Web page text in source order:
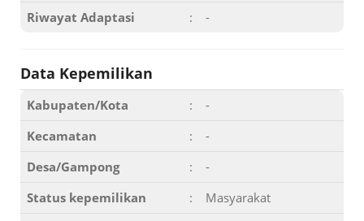
Riwayat Adaptasi
: -
Data Kepemilikan
Kabupaten/Kota :
-
Kecamatan
:
-
Desa/Gampong
:
-
Status kepemilikan
:
Masyarakat